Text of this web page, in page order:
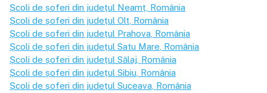
Școli de șoferi din județul Neamț , România
Școli de șoferi din județul Olt , România
Școli de șoferi din județul Prahova , România
Școli de șoferi din județul Satu Mare , România
Școli de șoferi din județul Sălaj , România
Școli de șoferi din județul Sibiu , România
Școli de șoferi din județul Suceava , România